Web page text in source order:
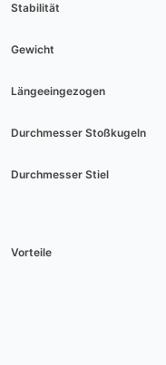
Stabilität
Gewicht
Längeeingezogen
Durchmesser Stoßkugeln
Durchmesser Stiel
Vorteile